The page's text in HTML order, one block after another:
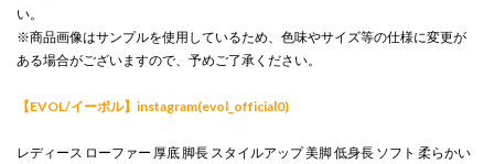
い。
※商品画像はサンプルを使用しているため、色味やサイズ等の仕様に変更が
ある場合がございますので、予めご了承ください。
【EVOL/イーボル】instagram(evol_official0)
レディース ローファー 厚底 脚長 スタイルアップ 美脚 低身長 ソフト 柔らかい